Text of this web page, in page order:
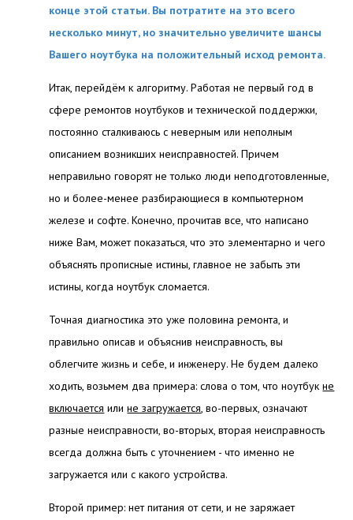
конце этой статьи. Вы потратите на это всего
несколько минут, но значительно увеличите шансы
Вашего ноутбука на положительный исход ремонта.
Итак, перейдём к алгоритму. Работая не первый год в
сфере ремонтов ноутбуков и технической поддержки,
постоянно сталкиваюсь с неверным или неполным
описанием возникших неисправностей. Причем
неправильно говорят не только люди неподготовленные,
но и более-менее разбирающиеся в компьютерном
железе и софте. Конечно, прочитав все, что написано
ниже Вам, может показаться, что это элементарно и чего
объяснять прописные истины, главное не забыть эти
истины, когда ноутбук сломается.
Точная диагностика это уже половина ремонта, и
правильно описав и объяснив неисправность, вы
облегчите жизнь и себе, и инженеру. Не будем далеко
ходить, возьмем два примера: слова о том, что ноутбукне
включается илине загружается, во-первых, означают
разные неисправности, во-вторых, вторая неисправность
всегда должна быть с уточнением - что именно не
загружается или с какого устройства.
Второй пример: нет питания от сети, и не заряжает